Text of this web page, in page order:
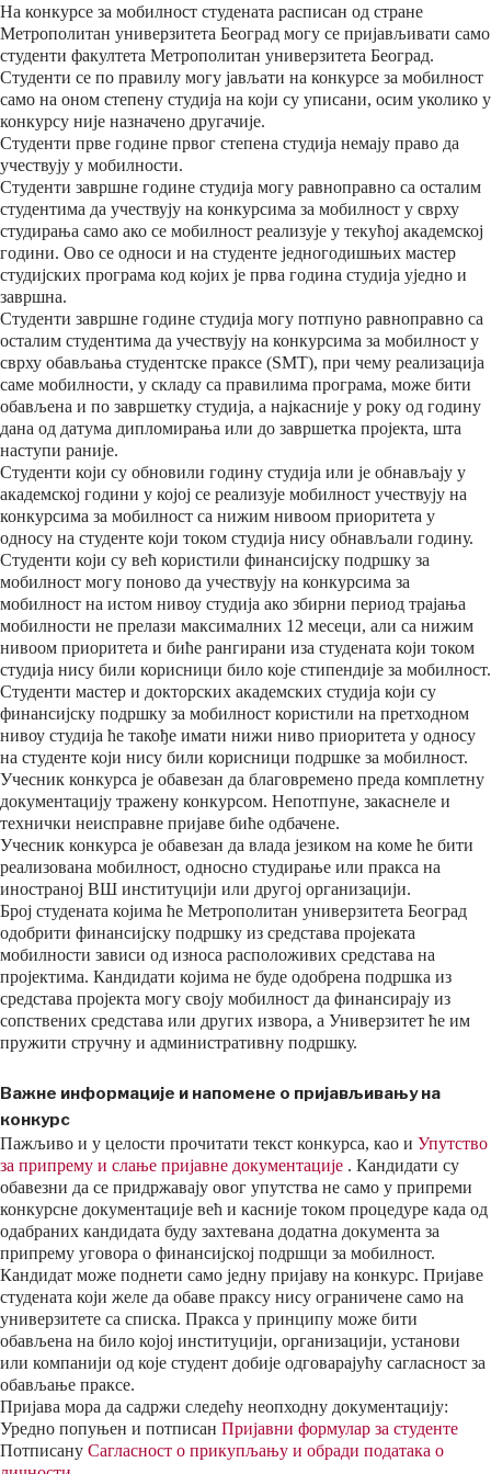
На конкурсе за мобилност студената расписан од стране
Метрополитан универзитета Београд могу се пријављивати само
студенти факултета Метрополитан универзитета Београд.
Студенти се по правилу могу јављати на конкурсе за мобилност
само на оном степену студија на који су уписани, осим уколико у
конкурсу није назначено другачије.
Студенти прве године првог степена студија немају право да
учествују у мобилности.
Студенти завршне године студија могу равноправно са осталим
студентима да учествују на конкурсима за мобилност у сврху
студирања само ако се мобилност реализује у текућој академској
години. Ово се односи и на студенте једногодишњих мастер
студијских програма код којих је прва година студија уједно и
завршна.
Студенти завршне године студија могу потпуно равноправно са
осталим студентима да учествују на конкурсима за мобилност у
сврху обављања студентске праксе (SMT), при чему реализација
саме мобилности, у складу са правилима програма, може бити
обављена и по завршетку студија, а најкасније у року од годину
дана од датума дипломирања или до завршетка пројекта, шта
наступи раније.
Студенти који су обновили годину студија или је обнављају у
академској години у којој се реализује мобилност учествују на
конкурсима за мобилност са нижим нивоом приоритета у
односу на студенте који током студија нису обнављали годину.
Студенти који су већ користили финансијску подршку за
мобилност могу поново да учествују на конкурсима за
мобилност на истом нивоу студија ако збирни период трајања
мобилности не прелази максималних 12 месеци, али са нижим
нивоом приоритета и биће рангирани иза студената који током
студија нису били корисници било које стипендије за мобилност.
Студенти мастер и докторских академских студија који су
финансијску подршку за мобилност користили на претходном
нивоу студија ће такође имати нижи ниво приоритета у односу
на студенте који нису били корисници подршке за мобилност.
Учесник конкурса је обавезан да благовремено преда комплетну
документацију тражену конкурсом. Непотпуне, закаснеле и
технички неисправне пријаве биће одбачене.
Учесник конкурса је обавезан да влада језиком на коме ће бити
реализована мобилност, односно студирање или пракса на
иностраној ВШ институцији или другој организацији.
Број студената којима ће Метрополитан универзитета Београд
одобрити финансијску подршку из средстава пројеката
мобилности зависи од износа расположивих средстава на
пројектима. Кандидати којима не буде одобрена подршка из
средстава пројекта могу своју мобилност да финансирају из
сопствених средстава или других извора, а Универзитет ће им
пружити стручну и административну подршку.
Важне информације и напомене о пријављивању на
конкурс
Пажљиво и у целости прочитати текст конкурса, као и Упутство
за припрему и слање пријавне документације . Кандидати су
обавезни да се придржавају овог упутства не само у припреми
конкурсне документације већ и касније током процедуре када од
одабраних кандидата буду захтевана додатна документа за
припрему уговора о финансијској подршци за мобилност.
Кандидат може поднети само једну пријаву на конкурс. Пријаве
студената који желе да обаве праксу нису ограничене само на
универзитете са списка. Пракса у принципу може бити
обављена на било којој институцији, организацији, установи
или компанији од које студент добије одговарајућу сагласност за
обављање праксе.
Пријава мора да садржи следећу неопходну документацију:
Уредно попуњен и потписан Пријавни формулар за студенте
Потписану Сагласност о прикупљању и обради података о